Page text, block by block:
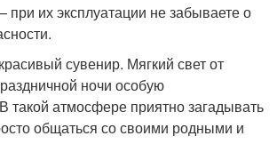
их эксплуатации не забываете о
сувенир. Мягкий свет от
ночи особую
такой атмосфере приятно загадывать
общаться со своими родными и